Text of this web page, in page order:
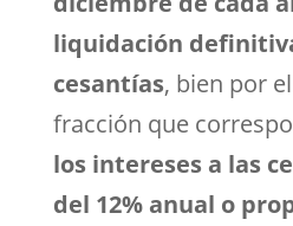
liquidación
cesantías, bien por
fracción que
los intereses a las
del 12% anual o